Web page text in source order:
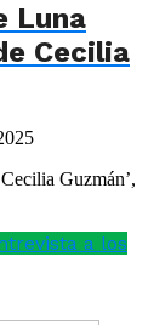
Luna
Cecilia
Guzmán’,
a los